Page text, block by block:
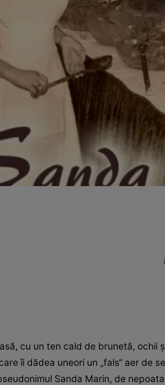
cu un ten cald de brunetă,
îi dădea uneori un „fals“ aer de
Sanda Marin, de